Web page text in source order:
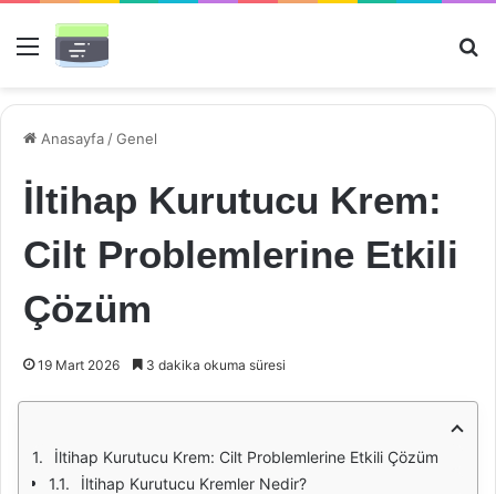
Menü
Anasayfa /Genel
İltihap Kurutucu Krem:
Cilt Problemlerine Etkili
Çözüm
19 Mart 2026 3 dakika okuma süresi
İltihap Kurutucu Krem: Cilt Problemlerine Etkili Çözüm
İltihap Kurutucu Kremler Nedir?